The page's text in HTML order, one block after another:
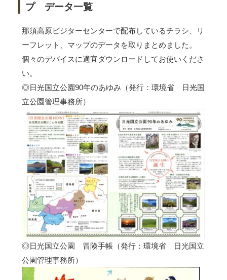
プ データ一覧
那須高原ビジターセンターで配布しているチラシ、リ
ーフレット、マップのデータを取りまとめました。
個々のデバイスに適宜ダウンロードしてお使いくださ
い。
◎日光国立公園90年のあゆみ（発行：環境省 日光国
立公園管理事務所）
◎日光国立公園 冒険手帳（発行：環境省 日光国立
公園管理事務所）